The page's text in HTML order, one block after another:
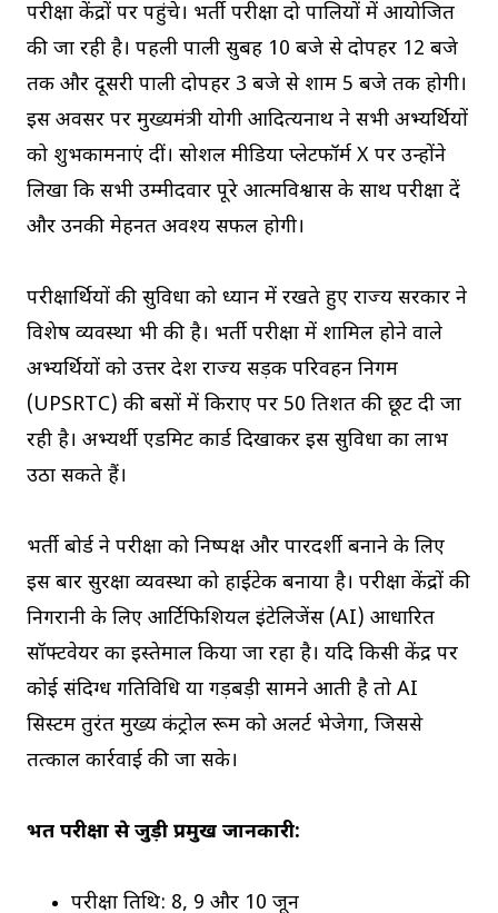
परीक्षा केंद्रों पर पहुंचे। भर्ती परीक्षा दो पालियों में आयोजित
की जा रही है। पहली पाली सुबह 10 बजे से दोपहर 12 बजे
तक और दूसरी पाली दोपहर 3 बजे से शाम 5 बजे तक होगी।
इस अवसर पर मुख्यमंत्री योगी आदित्यनाथ ने सभी अभ्यर्थियों
को शुभकामनाएं दीं। सोशल मीडिया प्लेटफॉर्म X पर उन्होंने
लिखा कि सभी उम्मीदवार पूरे आत्मविश्वास के साथ परीक्षा दें
और उनकी मेहनत अवश्य सफल होगी।
परीक्षार्थियों की सुविधा को ध्यान में रखते हुए राज्य सरकार ने
विशेष व्यवस्था भी की है। भर्ती परीक्षा में शामिल होने वाले
अभ्यर्थियों को उत्तर प्रदेश राज्य सड़क परिवहन निगम
(UPSRTC) की बसों में किराए पर 50 प्रतिशत की छूट दी जा
रही है। अभ्यर्थी एडमिट कार्ड दिखाकर इस सुविधा का लाभ
उठा सकते हैं।
भर्ती बोर्ड ने परीक्षा को निष्पक्ष और पारदर्शी बनाने के लिए
इस बार सुरक्षा व्यवस्था को हाईटेक बनाया है। परीक्षा केंद्रों की
निगरानी के लिए आर्टिफिशियल इंटेलिजेंस (AI) आधारित
सॉफ्टवेयर का इस्तेमाल किया जा रहा है। यदि किसी केंद्र पर
कोई संदिग्ध गतिविधि या गड़बड़ी सामने आती है तो AI
सिस्टम तुरंत मुख्य कंट्रोल रूम को अलर्ट भेजेगा, जिससे
तत्काल कार्रवाई की जा सके।
भर्ती परीक्षा से जुड़ी प्रमुख जानकारी:
परीक्षा तिथि: 8, 9 और 10 जून